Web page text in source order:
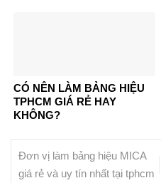
CÓ NÊN LÀM BẢNG HIỆU
TPHCM GIÁ RẺ HAY
KHÔNG?
Đơn vị làm bảng hiệu MICA
giá rẻ và uy tín nhất tại tphcm